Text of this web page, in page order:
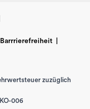
Barrrierefreiheit
zuzüglich
006